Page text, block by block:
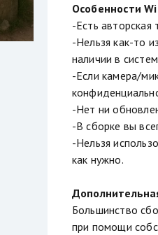
Особенности
-Есть
-Нельзя как-то
наличии в
-Если камера/
-Нет ни
-В сборке вы
-Нельзя
как нужно.
Большинство
при помощи